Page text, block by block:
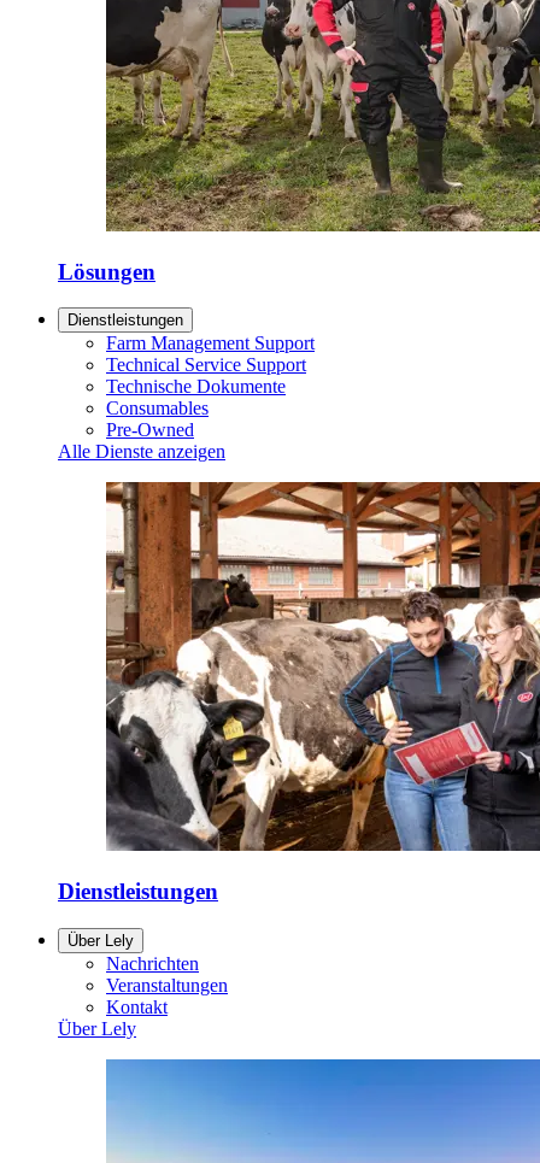
Lösungen
Dienstleistungen
Farm Management Support
Technical Service Support
Technische Dokumente
Consumables
Pre-Owned
Alle Dienste anzeigen
Dienstleistungen
Über Lely
Nachrichten
Veranstaltungen
Kontakt
Über Lely